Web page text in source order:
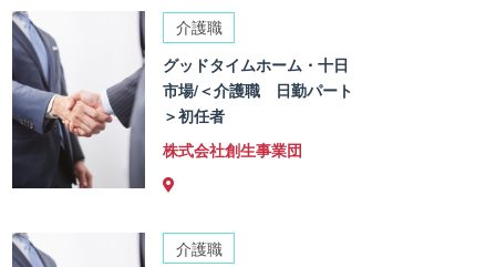
介護職
グッドタイムホーム・十日
市場/＜介護職 日勤パート
＞初任者
株式会社創生事業団
介護職